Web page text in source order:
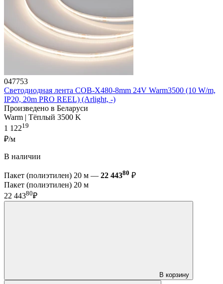
047753
Светодиодная лента COB-X480-8mm 24V Warm3500 (10 W/m,
IP20, 20m PRO REEL) (Arlight, -)
Произведено в Беларуси
Warm | Тёплый 3500 K
1 12219
₽/м
В наличии
Пакет (полиэтилен) 20 м — 22 44380 ₽
Пакет (полиэтилен) 20 м
22 44380₽
В корзину